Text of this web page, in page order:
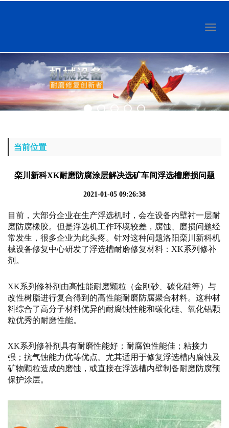
当前位置
栾川新科XK耐磨防腐涂层解决选矿车间浮选槽磨损问题
2021-01-05 09:26:38
目前，大部分企业在生产浮选机时，会在设备内壁衬一层耐
磨防腐橡胶。但是浮选机工作环境较差，腐蚀、磨损问题经
常发生，很多企业为此头疼。 针对这种问题洛阳栾川新科机
械设备修复中心研发了浮选槽耐磨修复材料：XK系列修补
剂。
XK系列修补剂由高性能耐磨颗粒（金刚砂、碳化硅等）与
改性树脂进行复合得到的高性能耐磨防腐聚合材料。这种材
料综合了高分子材料优异的耐腐蚀性能和碳化硅、氧化铝颗
粒优秀的耐磨性能。
XK系列修补剂具有耐磨性能好；耐腐蚀性能佳；粘接力
强；抗气蚀能力优等优点。尤其适用于修复浮选槽内腐蚀及
矿物颗粒造成的磨蚀，或直接在浮选槽内壁制备耐磨防腐预
保护涂层。